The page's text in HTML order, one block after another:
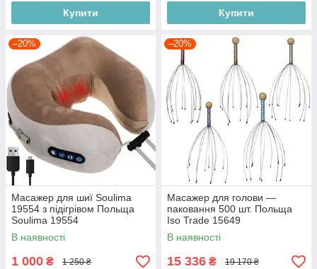
Купити Купити
–20%
Масажер для шиї Soulima
19554 з підігрівом Польща
Soulima 19554
В наявності
1 000 ₴ 1 250 ₴
–20%
Масажер для голови —
паковання 500 шт. Польща
Iso Trade 15649
В наявності
15 336 ₴ 19 170 ₴